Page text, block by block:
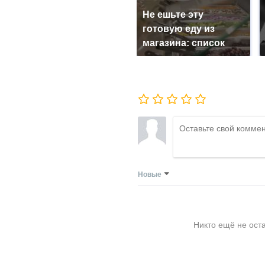
Не ешьте эту
готовую еду из
магазина: список
Новые
Никто ещё не